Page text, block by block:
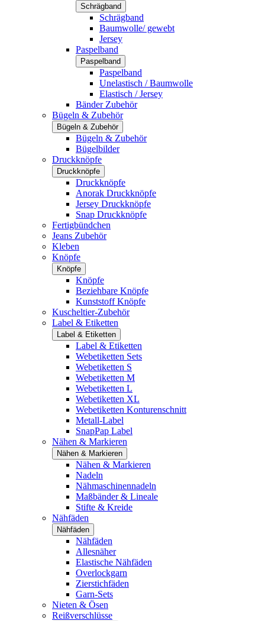
Schrägband
Schrägband
Baumwolle/ gewebt
Jersey
Paspelband
Paspelband
Paspelband
Unelastisch / Baumwolle
Elastisch / Jersey
Bänder Zubehör
Bügeln & Zubehör
Bügeln & Zubehör
Bügeln & Zubehör
Bügelbilder
Druckknöpfe
Druckknöpfe
Druckknöpfe
Anorak Druckknöpfe
Jersey Druckknöpfe
Snap Druckknöpfe
Fertigbündchen
Jeans Zubehör
Kleben
Knöpfe
Knöpfe
Knöpfe
Beziehbare Knöpfe
Kunststoff Knöpfe
Kuscheltier-Zubehör
Label & Etiketten
Label & Etiketten
Label & Etiketten
Webetiketten Sets
Webetiketten S
Webetiketten M
Webetiketten L
Webetiketten XL
Webetiketten Konturenschnitt
Metall-Label
SnapPap Label
Nähen & Markieren
Nähen & Markieren
Nähen & Markieren
Nadeln
Nähmaschinennadeln
Maßbänder & Lineale
Stifte & Kreide
Nähfäden
Nähfäden
Nähfäden
Allesnäher
Elastische Nähfäden
Overlockgarn
Zierstichfäden
Garn-Sets
Nieten & Ösen
Reißverschlüsse